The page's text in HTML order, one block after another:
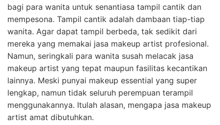
bagi para wanita untuk senantiasa tampil cantik dan
mempesona. Tampil cantik adalah dambaan tiap-tiap
wanita. Agar dapat tampil berbeda, tak sedikit dari
mereka yang memakai jasa makeup artist profesional.
Namun, seringkali para wanita susah melacak jasa
makeup artist yang tepat maupun fasilitas kecantikan
lainnya. Meski punyai makeup essential yang super
lengkap, namun tidak seluruh perempuan terampil
menggunakannya. Itulah alasan, mengapa jasa makeup
artist amat dibutuhkan.